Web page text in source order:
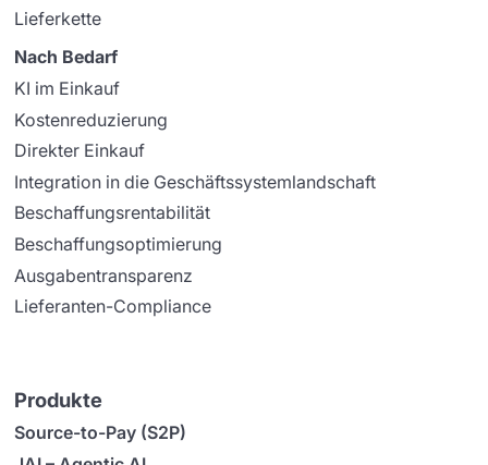
Lieferkette
Nach Bedarf
KI im Einkauf
Kostenreduzierung
Direkter Einkauf
Integration in die Geschäftssystemlandschaft
Beschaffungsrentabilität
Beschaffungsoptimierung
Ausgabentransparenz
Lieferanten-Compliance
Produkte
Source-to-Pay (S2P)